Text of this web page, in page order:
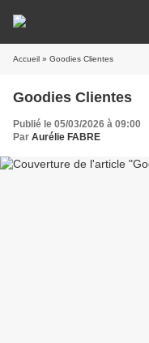
Accueil » Goodies Clientes
Goodies Clientes
Publié le 05/03/2026 à 09:00
Par Aurélie FABRE